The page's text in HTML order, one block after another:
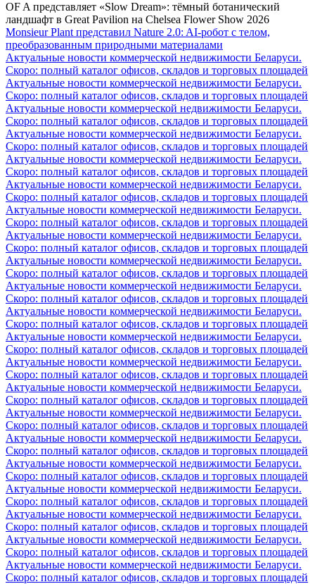
OF A представляет «Slow Dream»: тёмный ботанический
ландшафт в Great Pavilion на Chelsea Flower Show 2026
Monsieur Plant представил Nature 2.0: AI-робот с телом,
преобразованным природными материалами
Актуальные новости коммерческой недвижимости Беларуси.
Скоро: полный каталог офисов, складов и торговых площадей
Актуальные новости коммерческой недвижимости Беларуси.
Скоро: полный каталог офисов, складов и торговых площадей
Актуальные новости коммерческой недвижимости Беларуси.
Скоро: полный каталог офисов, складов и торговых площадей
Актуальные новости коммерческой недвижимости Беларуси.
Скоро: полный каталог офисов, складов и торговых площадей
Актуальные новости коммерческой недвижимости Беларуси.
Скоро: полный каталог офисов, складов и торговых площадей
Актуальные новости коммерческой недвижимости Беларуси.
Скоро: полный каталог офисов, складов и торговых площадей
Актуальные новости коммерческой недвижимости Беларуси.
Скоро: полный каталог офисов, складов и торговых площадей
Актуальные новости коммерческой недвижимости Беларуси.
Скоро: полный каталог офисов, складов и торговых площадей
Актуальные новости коммерческой недвижимости Беларуси.
Скоро: полный каталог офисов, складов и торговых площадей
Актуальные новости коммерческой недвижимости Беларуси.
Скоро: полный каталог офисов, складов и торговых площадей
Актуальные новости коммерческой недвижимости Беларуси.
Скоро: полный каталог офисов, складов и торговых площадей
Актуальные новости коммерческой недвижимости Беларуси.
Скоро: полный каталог офисов, складов и торговых площадей
Актуальные новости коммерческой недвижимости Беларуси.
Скоро: полный каталог офисов, складов и торговых площадей
Актуальные новости коммерческой недвижимости Беларуси.
Скоро: полный каталог офисов, складов и торговых площадей
Актуальные новости коммерческой недвижимости Беларуси.
Скоро: полный каталог офисов, складов и торговых площадей
Актуальные новости коммерческой недвижимости Беларуси.
Скоро: полный каталог офисов, складов и торговых площадей
Актуальные новости коммерческой недвижимости Беларуси.
Скоро: полный каталог офисов, складов и торговых площадей
Актуальные новости коммерческой недвижимости Беларуси.
Скоро: полный каталог офисов, складов и торговых площадей
Актуальные новости коммерческой недвижимости Беларуси.
Скоро: полный каталог офисов, складов и торговых площадей
Актуальные новости коммерческой недвижимости Беларуси.
Скоро: полный каталог офисов, складов и торговых площадей
Актуальные новости коммерческой недвижимости Беларуси.
Скоро: полный каталог офисов, складов и торговых площадей